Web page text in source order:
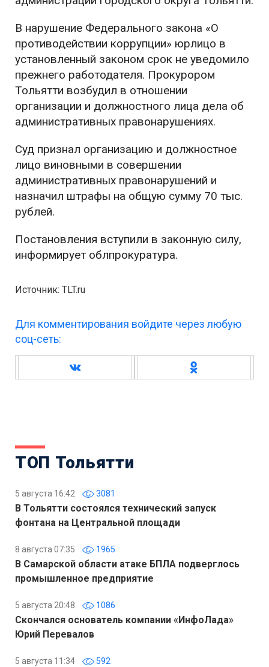
В нарушение Федерального закона «О
противодействии коррупции» юрлицо в
установленный законом срок не уведомило
прежнего работодателя. Прокурором
Тольятти возбудил в отношении
организации и должностного лица дела об
административных правонарушениях.
Суд признал организацию и должностное
лицо виновными в совершении
административных правонарушений и
назначил штрафы на общую сумму 70 тыс.
рублей.
Постановления вступили в законную силу,
информирует облпрокуратура.
Источник: TLT.ru
Для комментирования войдите через любую
соц-сеть:
ТОП Тольятти
5 августа 16:42 3081
В Тольятти состоялся технический запуск
фонтана на Центральной площади
8 августа 07:35 1965
В Самарской области атаке БПЛА подверглось
промышленное предприятие
5 августа 20:48 1086
Скончался основатель компании «ИнфоЛада»
Юрий Перевалов
5 августа 11:34 592